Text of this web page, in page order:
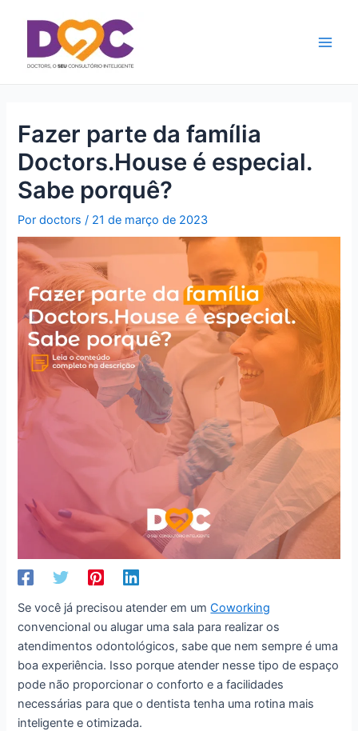
conteúdo
Fazer parte da família
Doctors.House é especial.
Sabe porquê?
Pordoctors/ 21 de março de 2023
Se você já precisou atender em umCoworking
convencional ou alugar uma sala para realizar os
atendimentos odontológicos, sabe que nem sempre é uma
boa experiência. Isso porque atender nesse tipo de espaço
pode não proporcionar o conforto e a facilidades
necessárias para que o dentista tenha uma rotina mais
inteligente e otimizada.